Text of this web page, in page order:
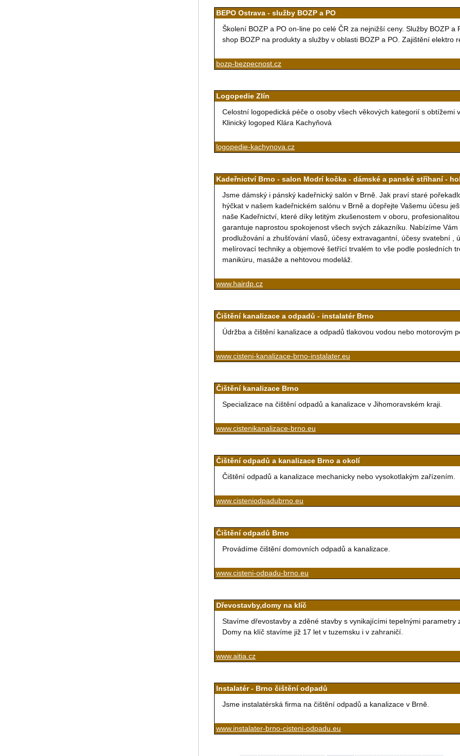
BEPO Ostrava - služby BOZP a PO
Školení BOZP a PO on-line po celé ČR za nejnižší ceny. Služby BOZP
shop BOZP na produkty a služby v oblasti BOZP a PO. Zajištění elektro
bozp-bezpecnost.cz
Logopedie Zlín
Celostní logopedická péče o osoby všech věkových kategorií s obtížemi
Klinický logoped Klára Kachyňová
logopedie-kachynova.cz
Kadeřnictví Brno - salon Modrí kočka - dámské a panské stříhaní -
Jsme dámský i pánský kadeřnický salón v Brně. Jak praví staré
hýčkat v našem kadeřnickém salónu v Brně a dopřejte Vašemu účesu
naše Kadeřnictví, které díky letitým zkušenostem v oboru,
garantuje naprostou spokojenost všech svých zákazníku. Nabízíme
prodlužování a zhušťování vlasů, účesy extravagantní, účesy svatební ,
melírovací techniky a objemové šetřící trvalém to vše podle posledních
manikúru, masáže a nehtovou modeláž.
www.hairdp.cz
Čištění kanalizace a odpadů - instalatér Brno
Údržba a čištění kanalizace a odpadů tlakovou vodou nebo motorovým
www.cisteni-kanalizace-brno-instalater.eu
Čištění kanalizace Brno
Specializace na čištění odpadů a kanalizace v Jihomoravském kraji.
www.cistenikanalizace-brno.eu
Čištění odpadů a kanalizace Brno a okolí
Čištění odpadů a kanalizace mechanicky nebo vysokotlakým zařízením.
www.cisteniodpadubrno.eu
Čištění odpadů Brno
Provádíme čištění domovních odpadů a kanalizace.
www.cisteni-odpadu-brno.eu
Dřevostavby,domy na klíč
Stavíme dřevostavby a zděné stavby s vynikajícími tepelnými parametry
Domy na klíč stavíme již 17 let v tuzemsku i v zahraničí.
www.aitia.cz
Instalatér - Brno čištění odpadů
Jsme instalatérská firma na čištění odpadů a kanalizace v Brně.
www.instalater-brno-cisteni-odpadu.eu